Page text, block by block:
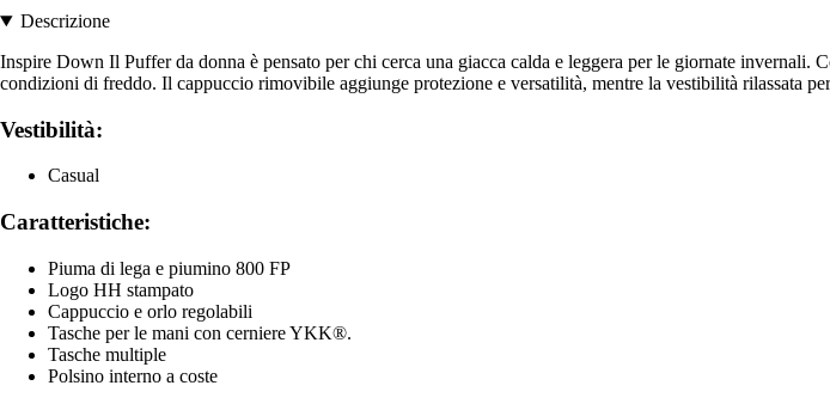
Descrizione
Inspire Down Il Puffer da donna è pensato per chi cerca una giacca calda e leggera per le giornate
condizioni di freddo. Il cappuccio rimovibile aggiunge protezione e versatilità, mentre la vestibilità rilassata
Vestibilità:
Casual
Caratteristiche:
Piuma di lega e piumino 800 FP
Logo HH stampato
Cappuccio e orlo regolabili
Tasche per le mani con cerniere YKK®.
Tasche multiple
Polsino interno a coste